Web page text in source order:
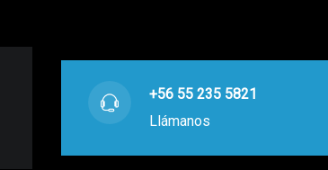
+56 55 235 5821
Llámanos